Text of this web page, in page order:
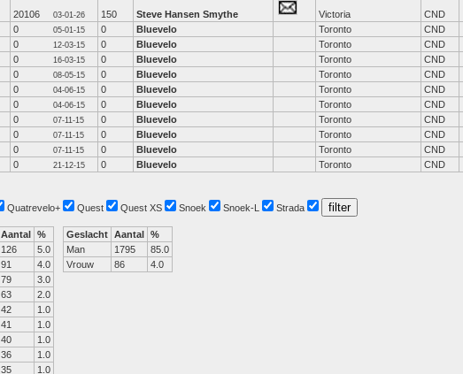
20106 03-01-26 150 Steve Hansen Smythe Victoria
CND
0 05-01-15 0 Bluevelo Toronto
CND
0 12-03-15 0 Bluevelo Toronto
CND
0 16-03-15 0 Bluevelo Toronto
CND
0 08-05-15 0 Bluevelo Toronto
CND
0 04-06-15 0 Bluevelo Toronto
CND
0 04-06-15 0 Bluevelo Toronto
CND
0 07-11-15 0 Bluevelo Toronto
CND
0 07-11-15 0 Bluevelo Toronto
CND
0 07-11-15 0 Bluevelo Toronto
CND
0 21-12-15 0 Bluevelo Toronto CND
Quatrevelo+ Quest Quest XS Snoek Snoek-L Strada
Aantal %
126
5.0
91
4.0
79
3.0
63
2.0
42
1.0
41
1.0
40
1.0
36
1.0
35
1.0
Geslacht Aantal %
Man
1795
85.0
Vrouw
86 4.0